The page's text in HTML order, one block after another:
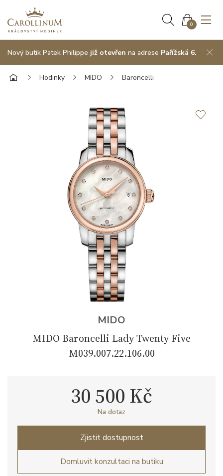
0
Nový butik Patek Philippe již otevřen na adrese Pařížská 6.
Hodinky MIDO Baroncelli
MIDO
MIDO Baroncelli Lady Twenty Five
M039.007.22.106.00
30 500 Kč
Na dotaz
Zjistit dostupnost
Domluvit konzultaci na butiku